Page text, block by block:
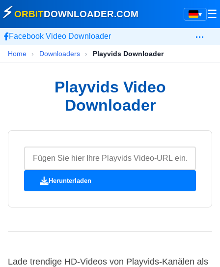
▾
⚡ORBITDOWNLOADER.COM ☰
Facebook Video Downloader …
Home › Downloaders › Playvids Downloader
Playvids Video
Downloader
Herunterladen
Lade trendige HD-Videos von Playvids-Kanälen als